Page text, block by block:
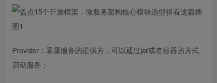
Provider：暴露服务的提供方，可以通过jar或者容器的方式
启动服务；